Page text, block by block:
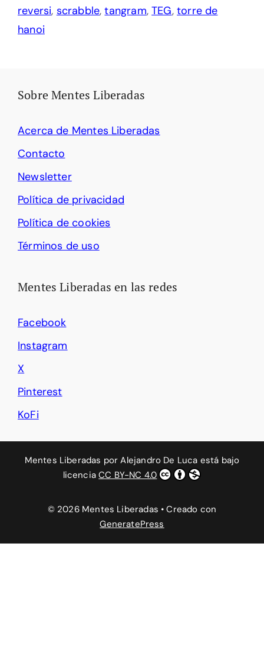
reversi, scrabble,tangram,TEG,torre de
hanoi
Sobre Mentes Liberadas
Acerca de Mentes Liberadas
Contacto
Newsletter
Política de privacidad
Política de cookies
Términos de uso
Mentes Liberadas en las redes
Facebook
Instagram
X
Pinterest
KoFi
Mentes Liberadas porAlejandro De Luca está bajo
licenciaCC BY-NC 4.0
© 2026 Mentes Liberadas • Creado con
GeneratePress